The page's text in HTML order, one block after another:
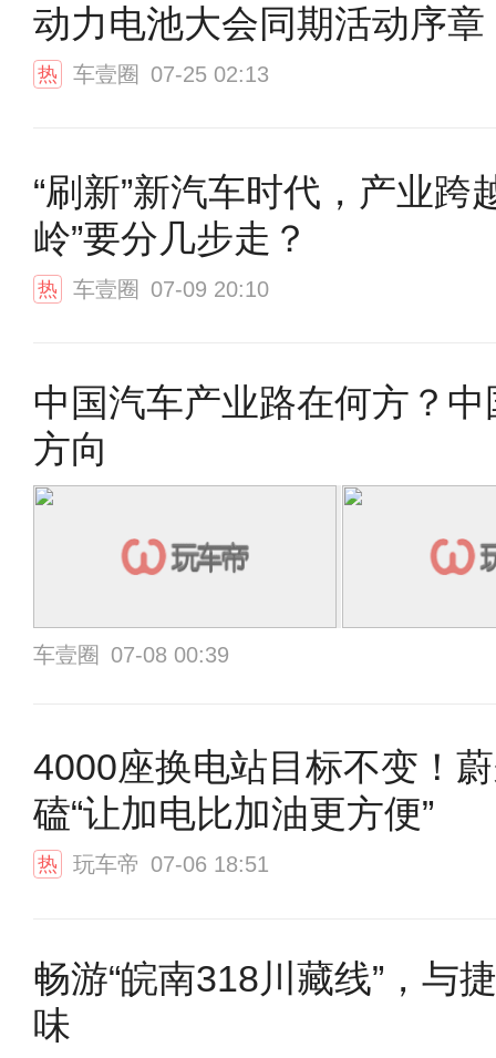
动力电池大会同期活动序章
热 车壹圈 07-25 02:13
“刷新”新汽车时代，产业跨
岭”要分几步走？
热 车壹圈 07-09 20:10
中国汽车产业路在何方？中
方向
车壹圈 07-08 00:39
4000座换电站目标不变！
磕“让加电比加油更方便”
热 玩车帝 07-06 18:51
畅游“皖南318川藏线”，与
味